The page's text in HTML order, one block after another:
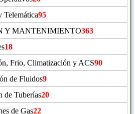
Telemática95
Y MANTENIMIENTO363
18
Frio, Climatización y ACS90
de Fluidos9
de Tuberías20
de Gas22